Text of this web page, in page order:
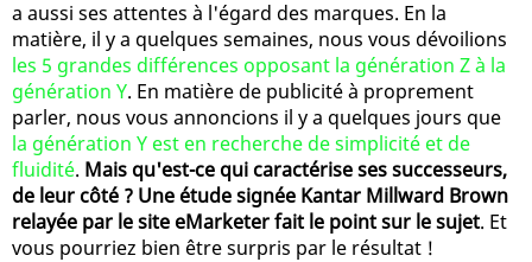
a aussi ses attentes à l'égard des marques. En la
matière, il y a quelques semaines, nous vous dévoilions
les 5 grandes différences opposant la génération Z à la
génération Y. En matière de publicité à proprement
parler, nous vous annoncions il y a quelques jours que
la génération Y est en recherche de simplicité et de
fluidité. Mais qu'est-ce qui caractérise ses successeurs,
de leur côté ? Une étude signée Kantar Millward Brown
relayée par le site eMarketer fait le point sur le sujet. Et
vous pourriez bien être surpris par le résultat !